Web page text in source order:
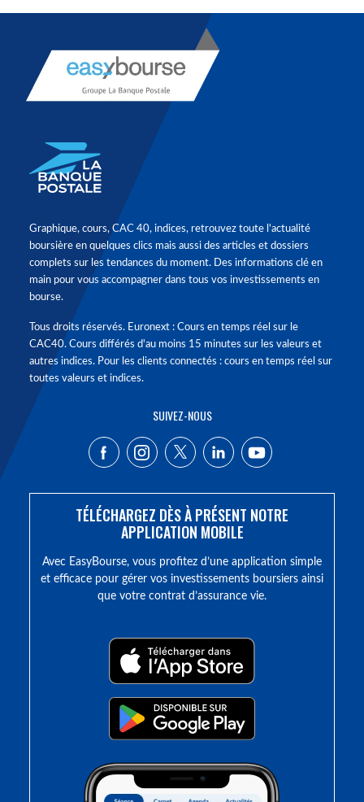
Graphique, cours, CAC 40, indices, retrouvez toute l'actualité
boursière en quelques clics mais aussi des articles et dossiers
complets sur les tendances du moment. Des informations clé en
main pour vous accompagner dans tous vos investissements en
bourse.
Tous droits réservés. Euronext : Cours en temps réel sur le
CAC40. Cours différés d'au moins 15 minutes sur les valeurs et
autres indices. Pour les clients connectés : cours en temps réel sur
toutes valeurs et indices.
SUIVEZ-NOUS
TÉLÉCHARGEZ DÈS À PRÉSENT NOTRE
APPLICATION MOBILE
Avec EasyBourse, vous profitez d’une application simple
et efficace pour gérer vos investissements boursiers ainsi
que votre contrat d’assurance vie.